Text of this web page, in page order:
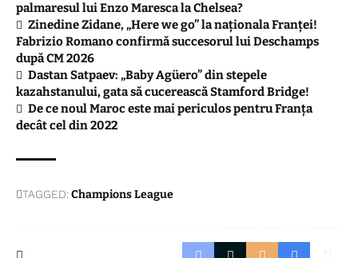
palmaresul lui Enzo Maresca la Chelsea?
Zinedine Zidane, „Here we go” la naționala Franței!
Fabrizio Romano confirmă succesorul lui Deschamps
după CM 2026
Dastan Satpaev: „Baby Agüero” din stepele
kazahstanului, gata să cucerească Stamford Bridge!
De ce noul Maroc este mai periculos pentru Franța
decât cel din 2022
TAGGED:Champions League